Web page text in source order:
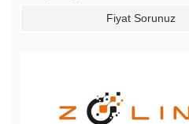
Fiyat Sorunuz